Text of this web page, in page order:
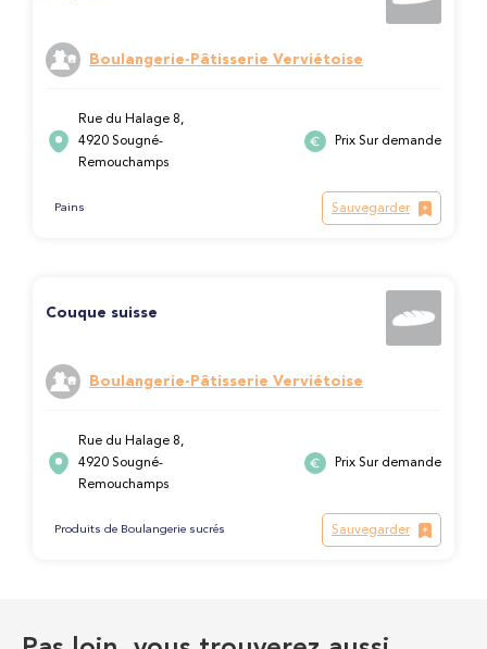
Boulangerie-Pâtisserie Verviétoise
Rue du Halage 8,
4920 Sougné-
Remouchamps
Prix Sur demande
Pains Sauvegarder
Couque suisse
Boulangerie-Pâtisserie Verviétoise
Rue du Halage 8,
4920 Sougné-
Remouchamps
Prix Sur demande
Produits de Boulangerie sucrés Sauvegarder